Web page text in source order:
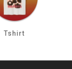
Tshirt